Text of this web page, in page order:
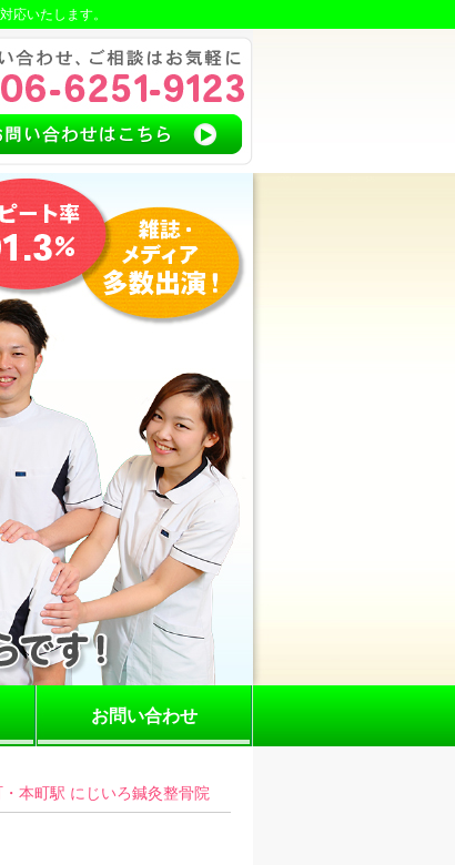
応いたします。
お問い合わせ
本町駅 にじいろ鍼灸整骨院